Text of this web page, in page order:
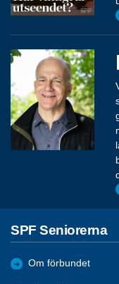
SPF Seniorerna
Om förbundet